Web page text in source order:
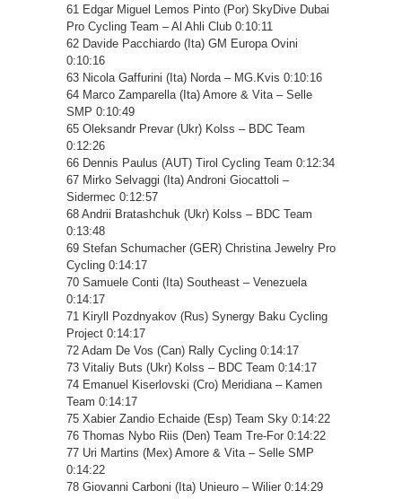
61 Edgar Miguel Lemos Pinto (Por) SkyDive Dubai
Pro Cycling Team – Al Ahli Club 0:10:11
62 Davide Pacchiardo (Ita) GM Europa Ovini
0:10:16
63 Nicola Gaffurini (Ita) Norda – MG.Kvis 0:10:16
64 Marco Zamparella (Ita) Amore & Vita – Selle
SMP 0:10:49
65 Oleksandr Prevar (Ukr) Kolss – BDC Team
0:12:26
66 Dennis Paulus (AUT) Tirol Cycling Team 0:12:34
67 Mirko Selvaggi (Ita) Androni Giocattoli –
Sidermec 0:12:57
68 Andrii Bratashchuk (Ukr) Kolss – BDC Team
0:13:48
69 Stefan Schumacher (GER) Christina Jewelry Pro
Cycling 0:14:17
70 Samuele Conti (Ita) Southeast – Venezuela
0:14:17
71 Kiryll Pozdnyakov (Rus) Synergy Baku Cycling
Project 0:14:17
72 Adam De Vos (Can) Rally Cycling 0:14:17
73 Vitaliy Buts (Ukr) Kolss – BDC Team 0:14:17
74 Emanuel Kiserlovski (Cro) Meridiana – Kamen
Team 0:14:17
75 Xabier Zandio Echaide (Esp) Team Sky 0:14:22
76 Thomas Nybo Riis (Den) Team Tre-For 0:14:22
77 Uri Martins (Mex) Amore & Vita – Selle SMP
0:14:22
78 Giovanni Carboni (Ita) Unieuro – Wilier 0:14:29